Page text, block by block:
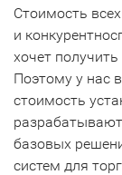
Стоимость
и
хочет
Поэтому у нас
стоимость
базовых
систем для